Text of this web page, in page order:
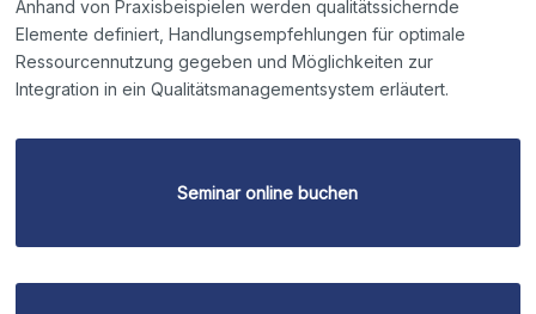
Anhand von Praxisbeispielen werden qualitätssichernde
Elemente definiert, Handlungsempfehlungen für optimale
Ressourcennutzung gegeben und Möglichkeiten zur
Integration in ein Qualitätsmanagementsystem erläutert.
Seminar online buchen